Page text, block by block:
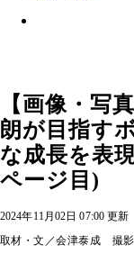
【画像・写
朗が目指す
な成長を表
ページ目)
2024年11月02日 07:00 更新
取材・文／会津泰成 撮